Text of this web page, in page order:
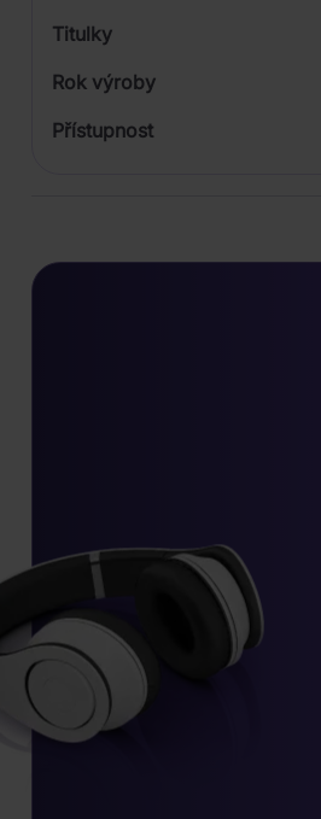
Titulky
Rok výroby
Přístupnost